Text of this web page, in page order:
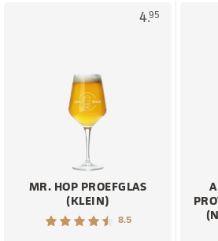
4.95
MR. HOP PROEFGLAS
(KLEIN)
8.5